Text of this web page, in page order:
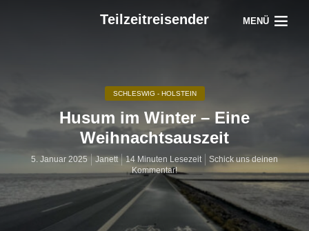
Teilzeitreisender MENÜ
SCHLESWIG - HOLSTEIN
Husum im Winter – Eine
Weihnachtsauszeit
5. Januar 2025 Janett 14 Minuten Lesezeit
Schick uns deinen
Kommentar!